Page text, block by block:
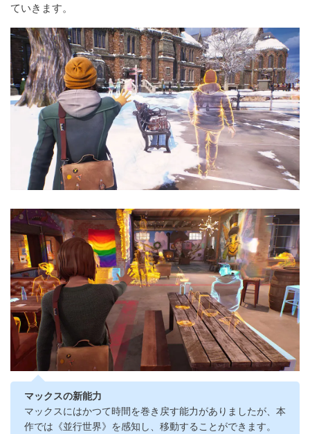
ていきます。
マックスの新能力
マックスにはかつて時間を巻き戻す能力がありましたが、本
作では《並行世界》を感知し、移動することができます。